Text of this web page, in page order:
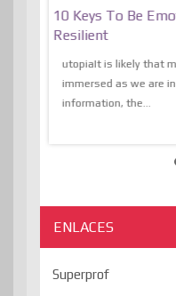
10 Keys To Be
Resilient
utopiaIt is likely that
immersed as we are
information, the...
ENLACES
Superprof